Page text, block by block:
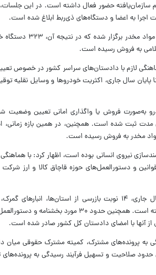
سازمان‌یافته حضور فعال داشته است. در این
به اعضا و دستگاه‌های ذی‌ربط ابلاغ شده است.
وی افزود: همچنین ۱۶ جلسه کمیسیون مرکزی مزایده فروش ستاد
لازم با دادستان‌های سراسر کشور در خصوص
سال جاری، اکثریت خودروها و وسایل نقلیه
کل کشور گفت: در این راستا، ۱۶۱۸ دستگاه خودرو به‌صورت فروش یا واگذاری امانی تعیین
دستگاه خودرو در طول این مدت ثبت شده است. همچنین، در همین بازه
نیروی انسانی بوده است، اظهار کرد: با
آموزشی مرتبط با قوانین و دستورالعمل‌های حوزه قاچاق کالا و ارز
این مقام قضایی تصریح کرد: در بخش نظارتی، طی شش‌ماهه نخست سال جاری، ۱۴ نوبت بازرسی از استان‌ها،
جمع‌آوری و فروش اموال تملیکی، پارکینگ‌ها و مراکز ماده ۱۵ و ۱۶ صورت گرفته است. همچنین حدود ۳۰
آنها با امضای دادستان کل کشور صادر شده است.
به پرونده‌های مشترک، کمیته مشترک حقوقی میان
صلاحیت و تسهیل فرآیند رسیدگی به پرونده‌های